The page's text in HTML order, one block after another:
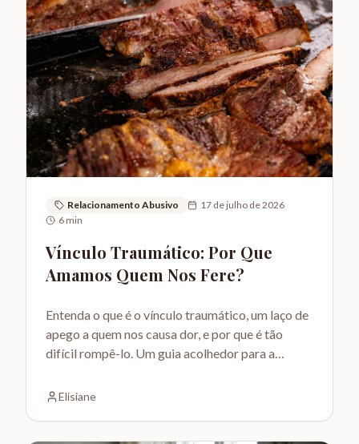
Relacionamento Abusivo
17 de julho de 2026
6min
Vínculo Traumático: Por Que
Amamos Quem Nos Fere?
Entenda o que é o vínculo traumático, um laço de
apego a quem nos causa dor, e por que é tão
difícil rompê-lo. Um guia acolhedor para a
Elisiane